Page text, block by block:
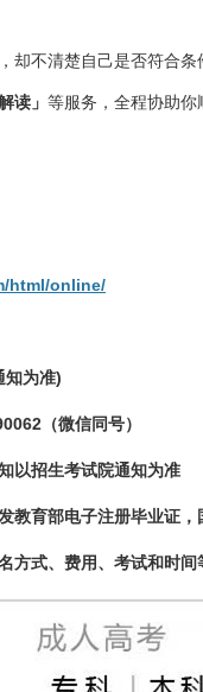
不清楚自己是否符合条
读」 等服务，全程协助你
html/online/
知为准)
（微信同号）
以招生考试院通知为准
教育部电子注册毕业证，
方式、费用、考试和时